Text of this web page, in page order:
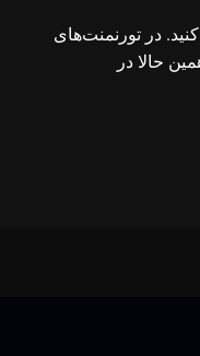
در تورنمنت‌های
حالا در